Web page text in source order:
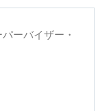
ーバイザー・